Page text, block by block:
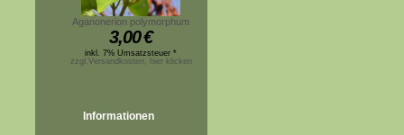
Aganonerion polymorphum
3,00€
inkl. 7% Umsatzsteuer *
zzgl.Versandkosten, hier klicken
Informationen